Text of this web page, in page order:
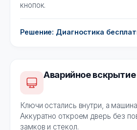
кнопок.
Решение: Диагностика
Аварийное вскрытие
Ключи остались внутри, а
Аккуратно откроем дверь без
замков и стекол.